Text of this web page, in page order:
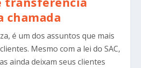
chamada
é um dos assuntos que mais
Mesmo com a lei do SAC,
ainda deixam seus clientes